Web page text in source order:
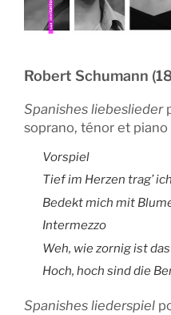
Robert Schumann
Spanishes liebeslieder
soprano, ténor et piano
Vorspiel
Tief im Herzen trag’
Bedekt mich mit
Intermezzo
Weh, wie zornig ist
Hoch, hoch sind die
Spanishes liederspiel